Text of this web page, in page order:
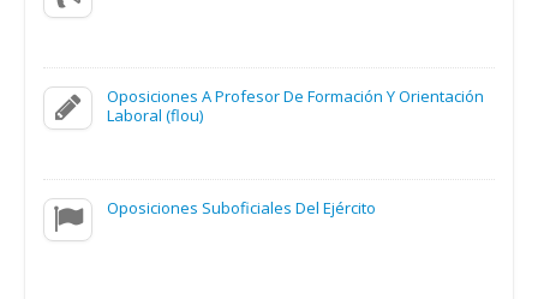
Oposiciones A Profesor De Formación Y Orientación
Laboral (flou)
Oposiciones Suboficiales Del Ejército